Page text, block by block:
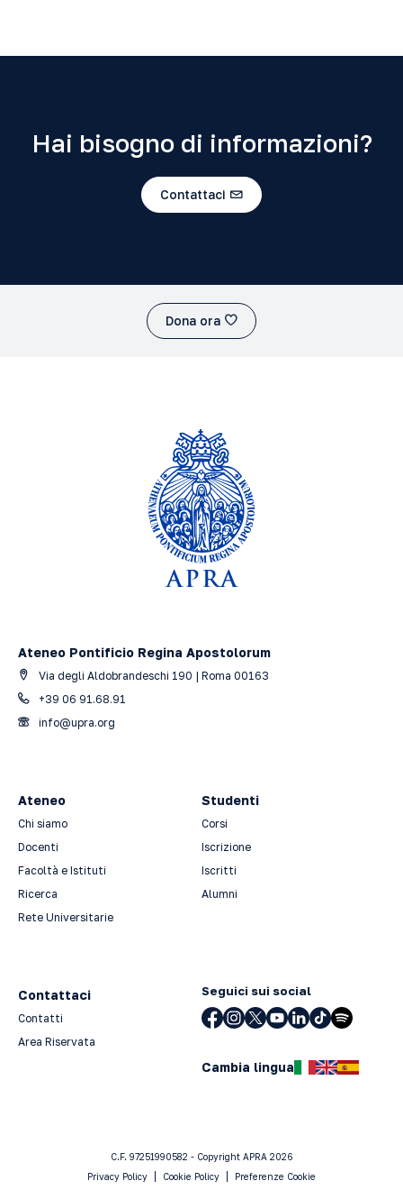
Hai bisogno di informazioni?
Contattaci
Dona ora
Ateneo Pontificio Regina Apostolorum
Via degli Aldobrandeschi 190 | Roma 00163
+39 06 91.68.91
info@upra.org
Ateneo
Chi siamo
Docenti
Facoltà e Istituti
Ricerca
Rete Universitarie
Studenti
Corsi
Iscrizione
Iscritti
Alumni
Contattaci
Contatti
Area Riservata
Seguici sui social
Cambia lingua
C.F. 97251990582 - Copyright APRA 2026
Privacy Policy
Cookie Policy Preferenze Cookie